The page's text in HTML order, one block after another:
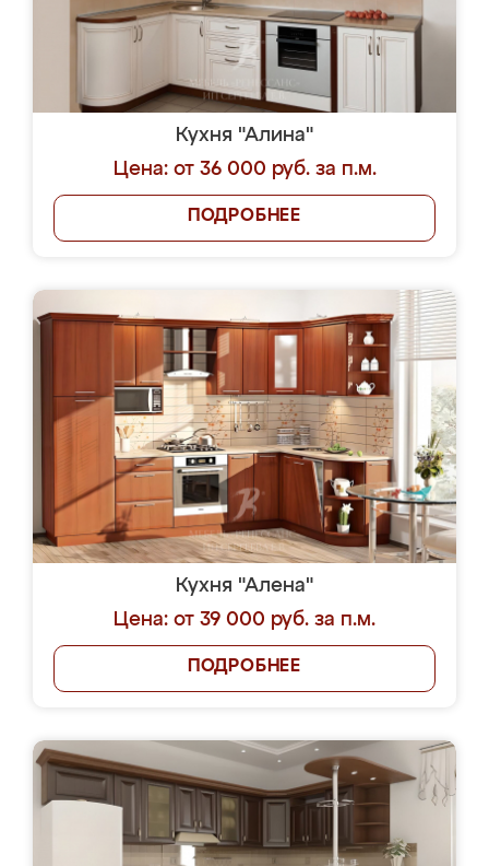
Кухня "Алина"
Цена: от 36 000 руб. за п.м.
ПОДРОБНЕЕ
Кухня "Алена"
Цена: от 39 000 руб. за п.м.
ПОДРОБНЕЕ